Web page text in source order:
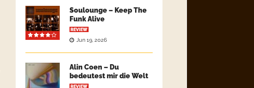
Soulounge – Keep The
Funk Alive
REVIEW
Jun 19, 2026
Alin Coen – Du
bedeutest mir die Welt
REVIEW